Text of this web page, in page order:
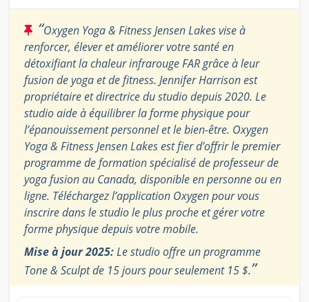
“Oxygen Yoga & Fitness Jensen Lakes vise à
renforcer, élever et améliorer votre santé en
détoxifiant la chaleur infrarouge FAR grâce à leur
fusion de yoga et de fitness. Jennifer Harrison est
propriétaire et directrice du studio depuis 2020. Le
studio aide à équilibrer la forme physique pour
l’épanouissement personnel et le bien-être. Oxygen
Yoga & Fitness Jensen Lakes est fier d’offrir le premier
programme de formation spécialisé de professeur de
yoga fusion au Canada, disponible en personne ou en
ligne. Téléchargez l’application Oxygen pour vous
inscrire dans le studio le plus proche et gérer votre
forme physique depuis votre mobile.
Mise à jour 2025:Le studio offre un programme
Tone & Sculpt de 15 jours pour seulement 15 $.”